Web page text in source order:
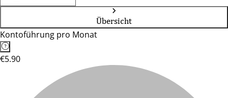
Übersicht
Kontoführung pro Monat
€5.90